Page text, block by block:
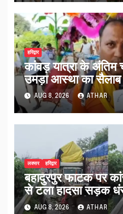
हरिद्वार
कांवड़ यात्रा के अंतिम
उमड़ा आस्था का
व्यवस्थाओं को सराहा…
AUG 8, 2026 ATHAR
लक्सर हरिद्वार
बहादुरपुर फाटक पर
से टला हादसा सड़क
को किया अलर्ट…
AUG 8, 2026 ATHAR